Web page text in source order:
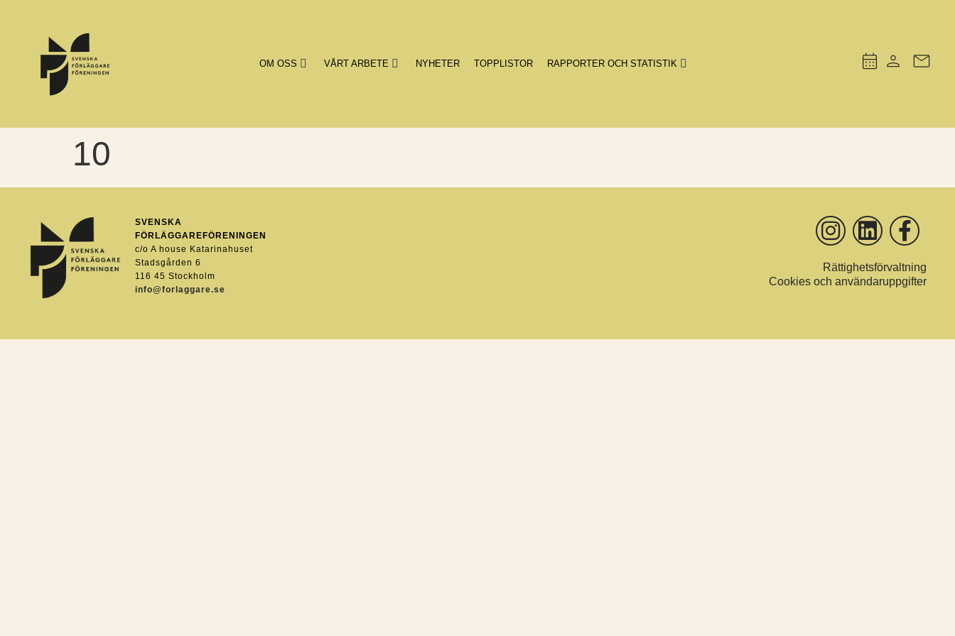
OM OSS VÅRT ARBETE NYHETER TOPPLISTOR RAPPORTER OCH STATISTIK
10
SVENSKA
FÖRLÄGGAREFÖRENINGEN
c/o A house Katarinahuset
Stadsgården 6
116 45 Stockholm
info@forlaggare.se
Rättighetsförvaltning
Cookies och användaruppgifter